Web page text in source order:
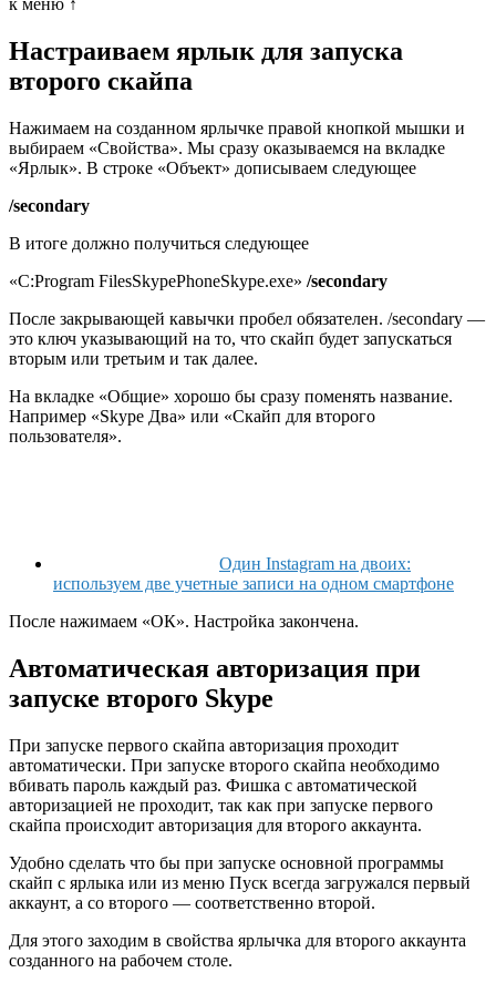
к меню ↑
Настраиваем ярлык для запуска
второго скайпа
Нажимаем на созданном ярлычке правой кнопкой мышки и
выбираем «Свойства». Мы сразу оказываемся на вкладке
«Ярлык». В строке «Объект» дописываем следующее
/seсondary
В итоге должно получиться следующее
«C:Program FilesSkypePhoneSkype.exe» /secondary
После закрывающей кавычки пробел обязателен. /seсondary —
это ключ указывающий на то, что скайп будет запускаться
вторым или третьим и так далее.
На вкладке «Общие» хорошо бы сразу поменять название.
Например «Skype Два» или «Скайп для второго
пользователя».
Один Instagram на двоих:
используем две учетные записи на одном смартфоне
После нажимаем «ОК». Настройка закончена.
Автоматическая авторизация при
запуске второго Skype
При запуске первого скайпа авторизация проходит
автоматически. При запуске второго скайпа необходимо
вбивать пароль каждый раз. Фишка с автоматической
авторизацией не проходит, так как при запуске первого
скайпа происходит авторизация для второго аккаунта.
Удобно сделать что бы при запуске основной программы
скайп с ярлыка или из меню Пуск всегда загружался первый
аккаунт, а со второго — соответственно второй.
Для этого заходим в свойства ярлычка для второго аккаунта
созданного на рабочем столе.